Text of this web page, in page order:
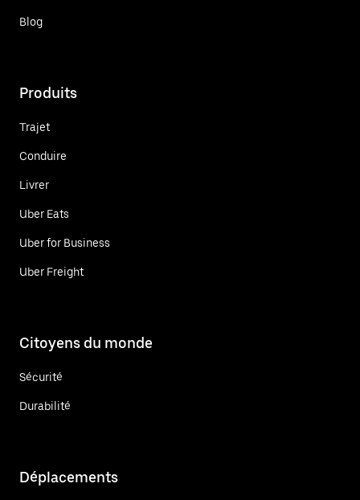
Blog
Produits
Trajet
Conduire
Livrer
Uber Eats
Uber for Business
Uber Freight
Citoyens du monde
Sécurité
Durabilité
Déplacements